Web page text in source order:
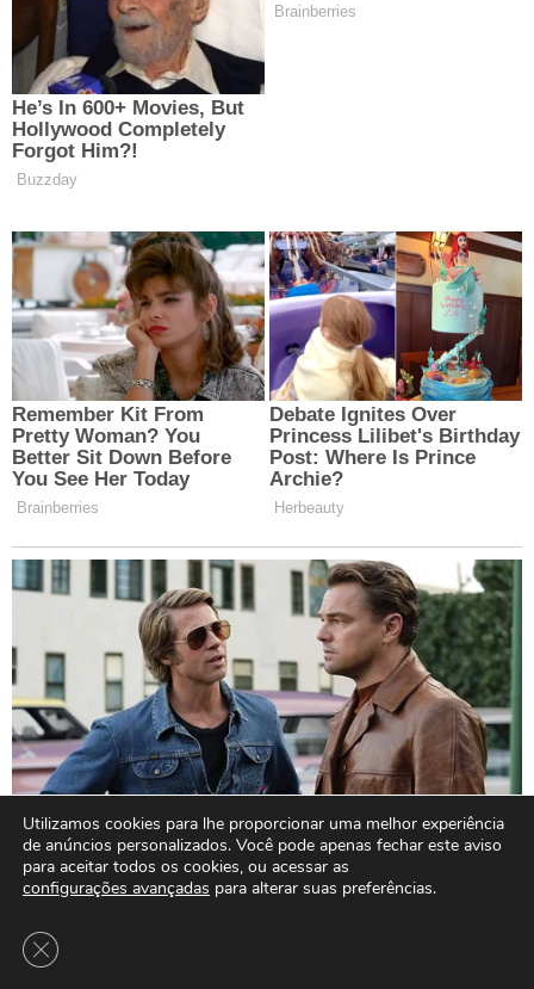
Utilizamos cookies para lhe proporcionar uma melhor experiência
de anúncios personalizados. Você pode apenas fechar este aviso
para aceitar todos os cookies, ou acessar as
configurações avançadas para alterar suas preferências.
Close GDPR Cookie Banner